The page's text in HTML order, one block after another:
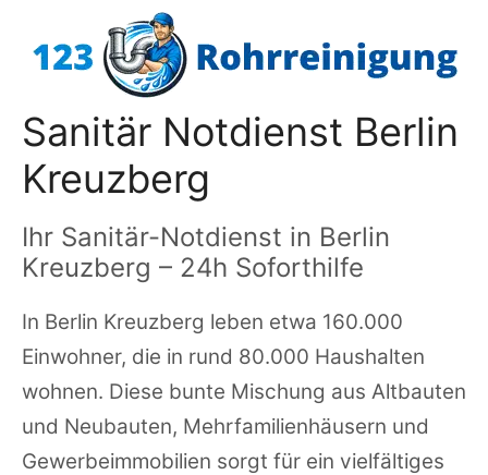
Inhalt
Sanitär Notdienst Berlin
Kreuzberg
Ihr Sanitär-Notdienst in Berlin
Kreuzberg – 24h Soforthilfe
In Berlin Kreuzberg leben etwa 160.000
Einwohner, die in rund 80.000 Haushalten
wohnen. Diese bunte Mischung aus Altbauten
und Neubauten, Mehrfamilienhäusern und
Gewerbeimmobilien sorgt für ein vielfältiges